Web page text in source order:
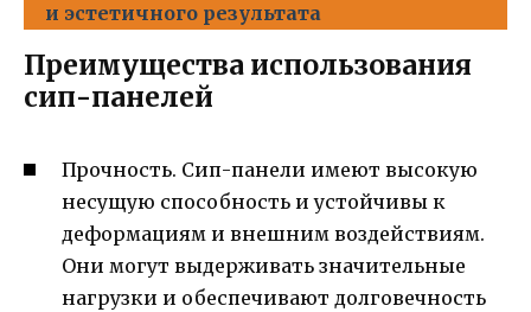
и эстетичного результата
Преимущества использования
сип-панелей
Прочность. Сип-панели имеют высокую
несущую способность и устойчивы к
деформациям и внешним воздействиям.
Они могут выдерживать значительные
нагрузки и обеспечивают долговечность